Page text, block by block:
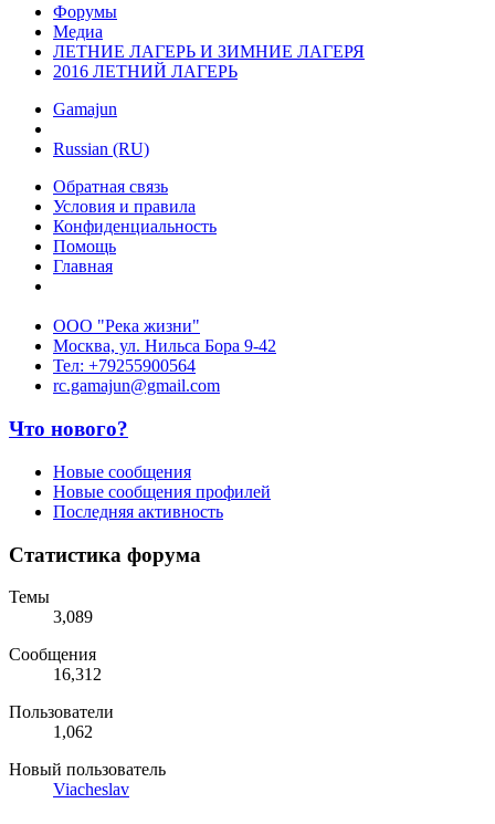
Форумы
Медиа
ЛЕТНИЕ ЛАГЕРЬ И ЗИМНИЕ ЛАГЕРЯ
2016 ЛЕТНИЙ ЛАГЕРЬ
Gamajun
Russian (RU)
Обратная связь
Условия и правила
Конфиденциальность
Помощь
Главная
ООО "Река жизни"
Москва, ул. Нильса Бора 9-42
Тел: +79255900564
rc.gamajun@gmail.com
Что нового?
Новые сообщения
Новые сообщения профилей
Последняя активность
Статистика форума
Темы
3,089
Сообщения
16,312
Пользователи
1,062
Новый пользователь
Viacheslav